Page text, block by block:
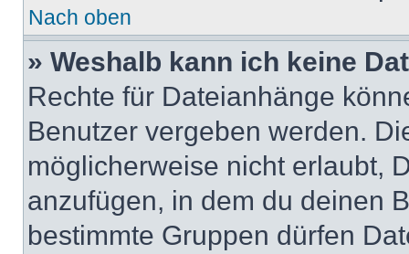
Nach oben
» Weshalb kann ich keine
Rechte für Dateianhänge
Benutzer vergeben werden.
möglicherweise nicht erlaubt,
anzufügen, in dem du deinen
bestimmte Gruppen dürfen